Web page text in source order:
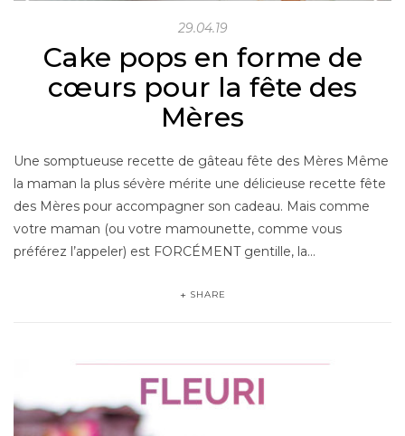
29.04.19
Cake pops en forme de
cœurs pour la fête des
Mères
Une somptueuse recette de gâteau fête des Mères Même
la maman la plus sévère mérite une délicieuse recette fête
des Mères pour accompagner son cadeau. Mais comme
votre maman (ou votre mamounette, comme vous
préférez l’appeler) est FORCÉMENT gentille, la…
SHARE